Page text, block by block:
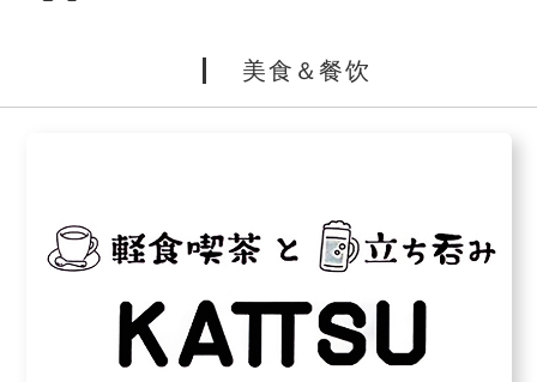
美食＆餐饮